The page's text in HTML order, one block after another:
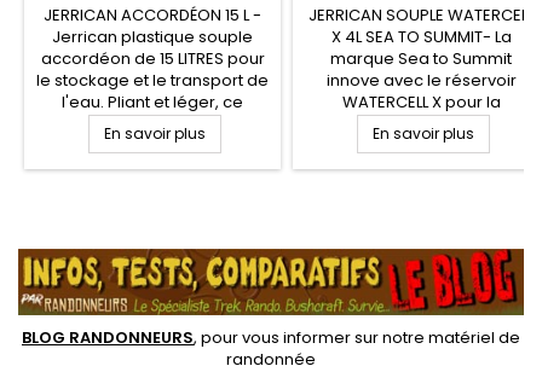
JERRICAN ACCORDÉON 15 L -
Jerrican plastique souple
accordéon de 15 LITRES pour
le stockage et le transport de
l'eau. Pliant et léger, ce
jerrican pour eau potable
possède une poignée de
transport et robinet de
En savoir plus
JERRICAN SOUPLE WATERCELL
X 4L SEA TO SUMMIT- La
marque Sea to Summit
innove avec le réservoir
WATERCELL X pour la
randonnée légère et le
camping. Le réservoir souple
Watercell X est une poche de
gain de place dans votre sac
à dos randonneur. Goulot
large ouverture...
En savoir plus
BLOG RANDONNEURS, pour vous informer sur notre matériel de
randonnée